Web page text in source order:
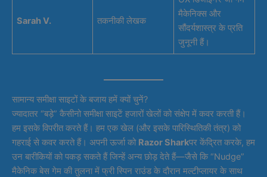
Sarah V. तकनीकी लेखक
मैकेनिक्स और
सौंदर्यशास्त्र के प्रति
जुनूनी हैं।
सामान्य समीक्षा साइटों के बजाय हमें क्यों चुनें?
ज्यादातर “बड़े” कैसीनो समीक्षा साइटें हजारों खेलों को संक्षेप में कवर करती हैं।
हम इसके विपरीत करते हैं। हम एक खेल (और इसके पारिस्थितिकी तंत्र) को
गहराई से कवर करते हैं। अपनी ऊर्जा को Razor Sharkपर केंद्रित करके, हम
उन बारीकियों को पकड़ सकते हैं जिन्हें अन्य छोड़ देते हैं—जैसे कि “Nudge”
मैकेनिक बेस गेम की तुलना में फ्री स्पिन राउंड के दौरान मल्टीप्लायर के साथ